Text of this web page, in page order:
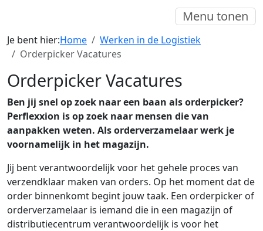
Menu tonen
Je bent hier:Home
Werken in de Logistiek
Orderpicker Vacatures
Orderpicker Vacatures
Ben jij snel op zoek naar een baan als orderpicker?
Perflexxion is op zoek naar mensen die van
aanpakken weten. Als orderverzamelaar werk je
voornamelijk in het magazijn.
Jij bent verantwoordelijk voor het gehele proces van
verzendklaar maken van orders. Op het moment dat de
order binnenkomt begint jouw taak. Een orderpicker of
orderverzamelaar is iemand die in een magazijn of
distributiecentrum verantwoordelijk is voor het